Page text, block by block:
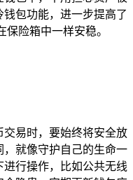
包功能，进一步提高了
险箱中一样安稳。
易时，要始终将安全放
就像守护自己的生命一
行操作，比如公共无线